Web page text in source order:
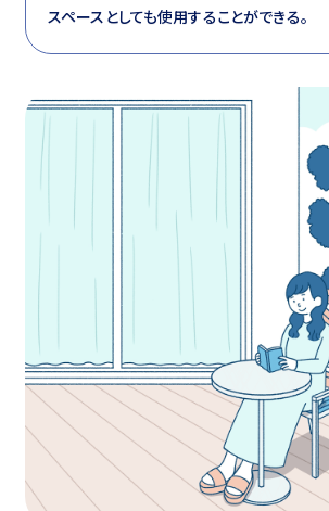
他の展示場
マイページ ア
スペースとしても使用することができる。